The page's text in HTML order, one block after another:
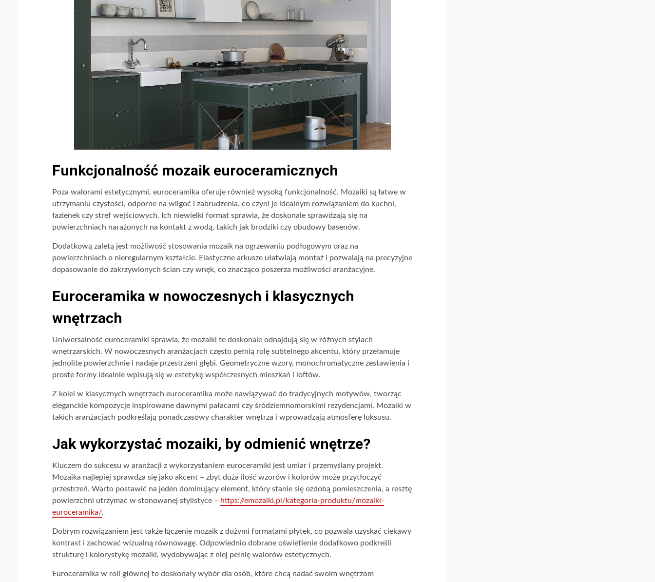
Funkcjonalność mozaik euroceramicznych
Poza walorami estetycznymi, euroceramika oferuje również wysoką funkcjonalność. Mozaiki są łatwe w
utrzymaniu czystości, odporne na wilgoć i zabrudzenia, co czyni je idealnym rozwiązaniem do kuchni,
łazienek czy stref wejściowych. Ich niewielki format sprawia, że doskonale sprawdzają się na
powierzchniach narażonych na kontakt z wodą, takich jak brodziki czy obudowy basenów.
Dodatkową zaletą jest możliwość stosowania mozaik na ogrzewaniu podłogowym oraz na
powierzchniach o nieregularnym kształcie. Elastyczne arkusze ułatwiają montaż i pozwalają na precyzyjne
dopasowanie do zakrzywionych ścian czy wnęk, co znacząco poszerza możliwości aranżacyjne.
Euroceramika w nowoczesnych i klasycznych
wnętrzach
Uniwersalność euroceramiki sprawia, że mozaiki te doskonale odnajdują się w różnych stylach
wnętrzarskich. W nowoczesnych aranżacjach często pełnią rolę subtelnego akcentu, który przełamuje
jednolite powierzchnie i nadaje przestrzeni głębi. Geometryczne wzory, monochromatyczne zestawienia i
proste formy idealnie wpisują się w estetykę współczesnych mieszkań i loftów.
Z kolei w klasycznych wnętrzach euroceramika może nawiązywać do tradycyjnych motywów, tworząc
eleganckie kompozycje inspirowane dawnymi pałacami czy śródziemnomorskimi rezydencjami. Mozaiki w
takich aranżacjach podkreślają ponadczasowy charakter wnętrza i wprowadzają atmosferę luksusu.
Jak wykorzystać mozaiki, by odmienić wnętrze?
Kluczem do sukcesu w aranżacji z wykorzystaniem euroceramiki jest umiar i przemyślany projekt.
Mozaika najlepiej sprawdza się jako akcent – zbyt duża ilość wzorów i kolorów może przytłoczyć
przestrzeń. Warto postawić na jeden dominujący element, który stanie się ozdobą pomieszczenia, a resztę
powierzchni utrzymać w stonowanej stylistyce – https://emozaiki.pl/kategoria-produktu/mozaiki-
euroceramika/.
Dobrym rozwiązaniem jest także łączenie mozaik z dużymi formatami płytek, co pozwala uzyskać ciekawy
kontrast i zachować wizualną równowagę. Odpowiednio dobrane oświetlenie dodatkowo podkreśli
strukturę i kolorystykę mozaiki, wydobywając z niej pełnię walorów estetycznych.
Euroceramika w roli głównej to doskonały wybór dla osób, które chcą nadać swoim wnętrzom